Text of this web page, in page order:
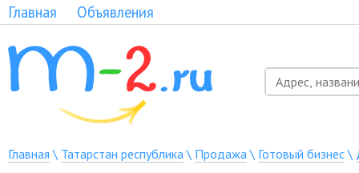
Главная Объявления
Главная \ Татарстан республика\ Продажа\ Готовый бизнес\